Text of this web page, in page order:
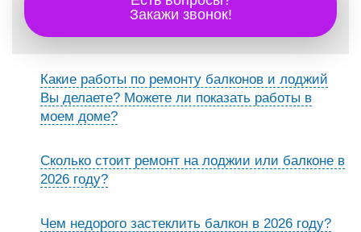
Закажи звонок!
Какие работы по ремонту балконов и лоджий
Вы делаете? Можете ли показать работы в
моем доме?
Сколько стоит ремонт на лоджии или балконе в
2026 году?
Чем недорого застеклить балкон в 2026 году?